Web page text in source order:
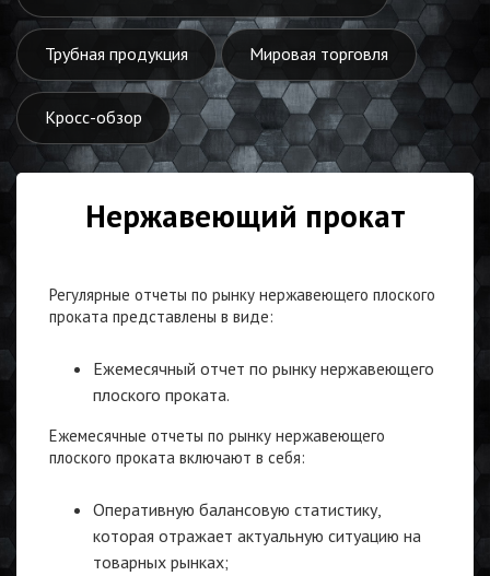
Трубная продукция Мировая торговля
Кросс-обзор
Нержавеющий прокат
Регулярные отчеты по рынку нержавеющего плоского
проката представлены в виде:
Ежемесячный отчет по рынку нержавеющего
плоского проката.
Ежемесячные отчеты по рынку нержавеющего
плоского проката включают в себя:
Оперативную балансовую статистику,
которая отражает актуальную ситуацию на
товарных рынках;